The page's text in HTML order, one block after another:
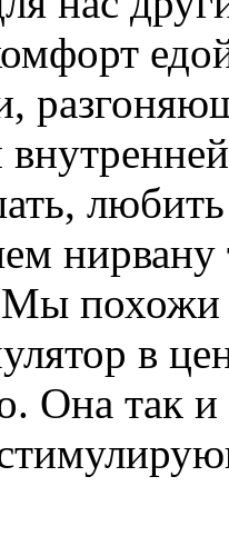
Мы
в
Она так